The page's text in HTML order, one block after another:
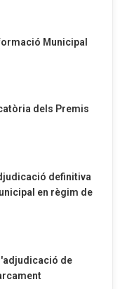
Municipal
dels Premis
definitiva
en règim de
de